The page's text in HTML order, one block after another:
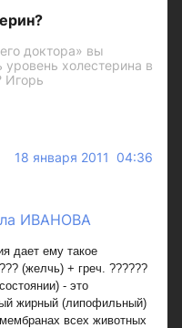
доктора» вы
уровень холестерина в
Игорь
18 января 2011 04:36
ИВАНОВА
дает ему такое
(желчь) + греч. ??????
- это
жирный (липофильный)
всех животных